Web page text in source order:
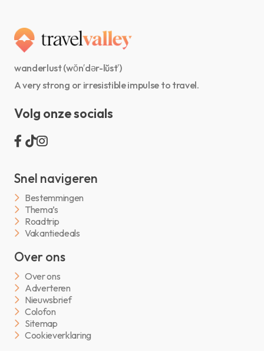
wanderlust (wŏn′dər-lŭst′)
A very strong or irresistible impulse to travel.
Volg onze socials
Snel navigeren
Bestemmingen
Thema’s
Roadtrip
Vakantiedeals
Over ons
Over ons
Adverteren
Nieuwsbrief
Colofon
Sitemap
Cookieverklaring